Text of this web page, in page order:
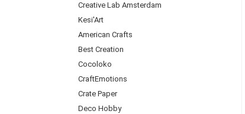
Creative Lab Amsterdam
Kesi'Art
American Crafts
Best Creation
Cocoloko
CraftEmotions
Crate Paper
Deco Hobby